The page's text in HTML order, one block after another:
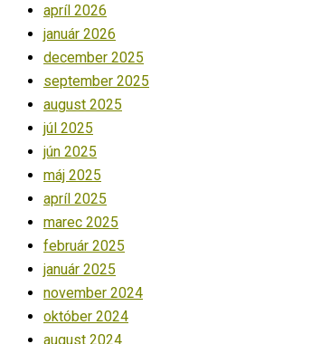
apríl 2026
január 2026
december 2025
september 2025
august 2025
júl 2025
jún 2025
máj 2025
apríl 2025
marec 2025
február 2025
január 2025
november 2024
október 2024
august 2024